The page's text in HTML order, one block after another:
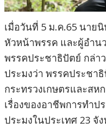
เมื่อวันที่ 5 ม.ค.65 นา
หัวหน้าพรรค และผู้อำน
พรรคประชาธิปัตย์ กล่า
ประมงว่า พรรคประชา
กระทรวงเกษตรและส
เรื่องของอาชีพการทำ
ประมงในประเทศ 23 จั